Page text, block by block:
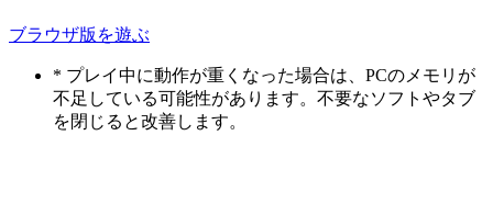
ブラウザ版を遊ぶ
* プレイ中に動作が重くなった場合は、PCのメモリが
不足している可能性があります。不要なソフトやタブ
を閉じると改善します。